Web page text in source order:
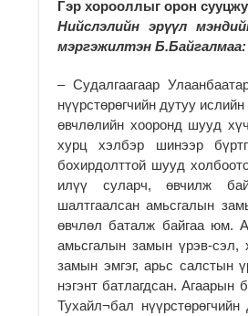
Гэр хорооллыг орон
Нийслэлийн эрүүл
мэргэжилтэн Б.Байгалмаа:
– Судалгаагаар
нүүрстөрөгчийн дутуу
өвчлөлийн хооронд шууд
хурц хэлбэр шинээр
бохирдолттой шууд
илүү суларч, өвчилж
шалтгаалсан амьсгалын
өвчлөл баталж байгаа юм.
амьсгалын замын үрэв-сэл,
замын эмгэг, арьс салстын
нэгэнт батлагдсан. Агаарын
Тухайл¬бал